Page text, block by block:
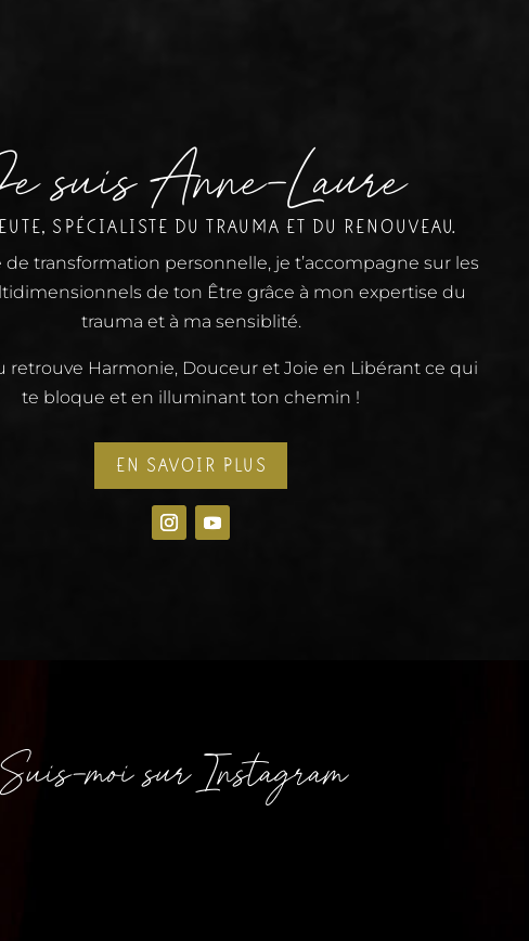
suis Anne-Laure
SPÉCIALISTE DU TRAUMA ET DU RENOUVEAU.
de transformation personnelle, je t’accompagne sur les
de ton Être grâce à mon expertise du
trauma et à ma sensiblité.
retrouve Harmonie, Douceur et Joie en Libérant ce qui
te bloque et en illuminant ton chemin !
EN SAVOIR PLUS
Suis-moi sur Instagram